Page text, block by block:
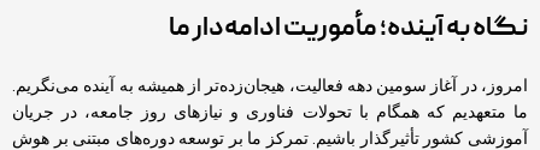
نگاه به آینده؛ مأموریت ادامه‌دار ما
امروز، در آغاز سومین دهه فعالیت، هیجان‌زده‌تر از همیشه به آینده می‌نگریم.
ما متعهدیم که همگام با تحولات فناوری و نیازهای روز جامعه، در جریان
آموزشی کشور تأثیرگذار باشیم. تمرکز ما بر توسعه دوره‌های مبتنی بر هوش